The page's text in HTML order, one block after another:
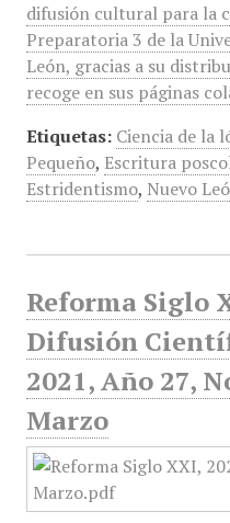
difusión cultural para la
Preparatoria 3 de la
León, gracias a su
recoge en sus páginas
Etiquetas: Ciencia de la
Pequeño, Escritura
Estridentismo, Nuevo
Reforma Siglo
Difusión
2021, Año 27,
Marzo